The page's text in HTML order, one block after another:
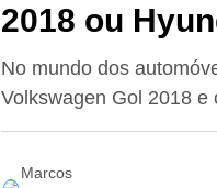
2018 ou
No mundo dos
Volkswagen Gol 2018
Marcos